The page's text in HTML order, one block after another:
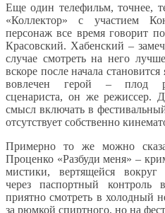
Еще один телефильм, точнее,
«Коллектор» с участием
персонаж все время говорит
Красовский. Хабенский –
случае смотреть на него
вскоре после начала
вовлечен герой – плод
сценариста, он же режиссер.
смысл включать в
отсутствует собственно
Примерно то же можно
Проценко «Разбуди меня» –
мистики, вертящейся вокруг
через паспортный
приятно смотреть в холодный
за рюмкой спиртного, но на